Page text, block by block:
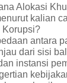
Alokasi
kalian
Korupsi?
antara
dari sisi
instansi